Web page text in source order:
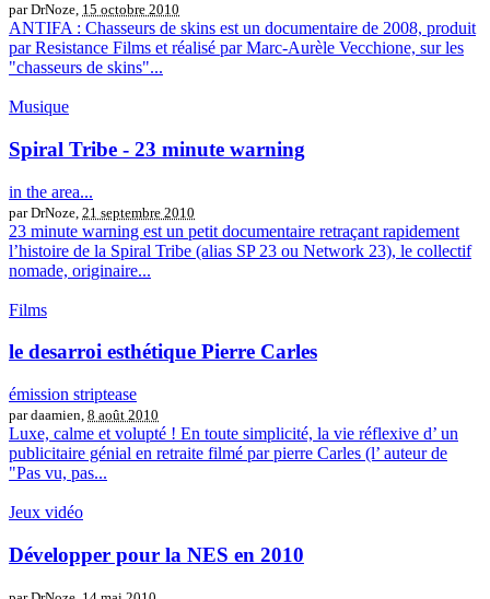
par DrNoze, 15 octobre 2010
ANTIFA : Chasseurs de skins est un documentaire de 2008, produit
par Resistance Films et réalisé par Marc-Aurèle Vecchione, sur les
"chasseurs de skins"...
Musique
Spiral Tribe - 23 minute warning
in the area...
par DrNoze, 21 septembre 2010
23 minute warning est un petit documentaire retraçant rapidement
l’histoire de la Spiral Tribe (alias SP 23 ou Network 23), le collectif
nomade, originaire...
Films
le desarroi esthétique Pierre Carles
émission striptease
par daamien, 8 août 2010
Luxe, calme et volupté ! En toute simplicité, la vie réflexive d’ un
publicitaire génial en retraite filmé par pierre Carles (l’ auteur de
"Pas vu, pas...
Jeux vidéo
Développer pour la NES en 2010